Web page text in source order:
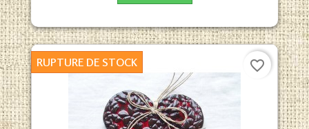
RUPTURE DE STOCK favorite_border